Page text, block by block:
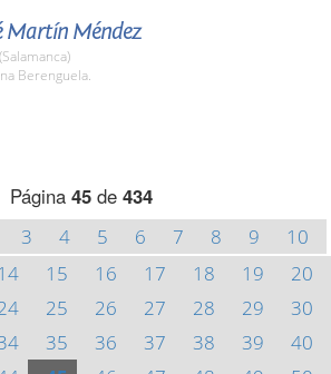
Martín Méndez
Berenguela.
Página 45 de 434
3 4 5 6 7 8 9
10
14 15 16 17 18 19
20
25 26 27 28 29
30
35 36 37 38 39
40